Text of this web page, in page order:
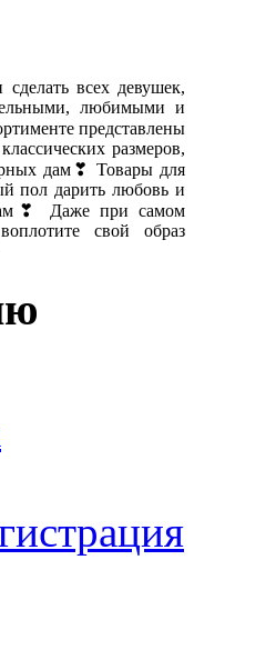
всех девушек,
любимыми и
представлены
размеров,
дам❣ Товары для
пол дарить любовь и
Даже при самом
свой образ